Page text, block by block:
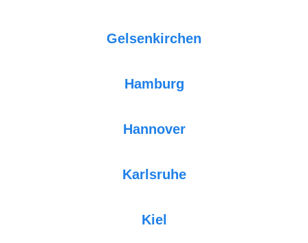
Gelsenkirchen
Hamburg
Hannover
Karlsruhe
Kiel